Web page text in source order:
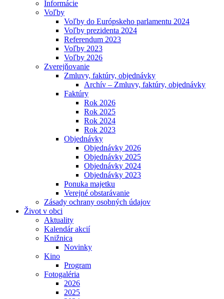
Informácie
Voľby
Voľby do Európskeho parlamentu 2024
Voľby prezidenta 2024
Referendum 2023
Voľby 2023
Voľby 2026
Zverejňovanie
Zmluvy, faktúry, objednávky
Archív – Zmluvy, faktúry, objednávky
Faktúry
Rok 2026
Rok 2025
Rok 2024
Rok 2023
Objednávky
Objednávky 2026
Objednávky 2025
Objednávky 2024
Objednávky 2023
Ponuka majetku
Verejné obstarávanie
Zásady ochrany osobných údajov
Život v obci
Aktuality
Kalendár akcií
Knižnica
Novinky
Kino
Program
Fotogaléria
2026
2025